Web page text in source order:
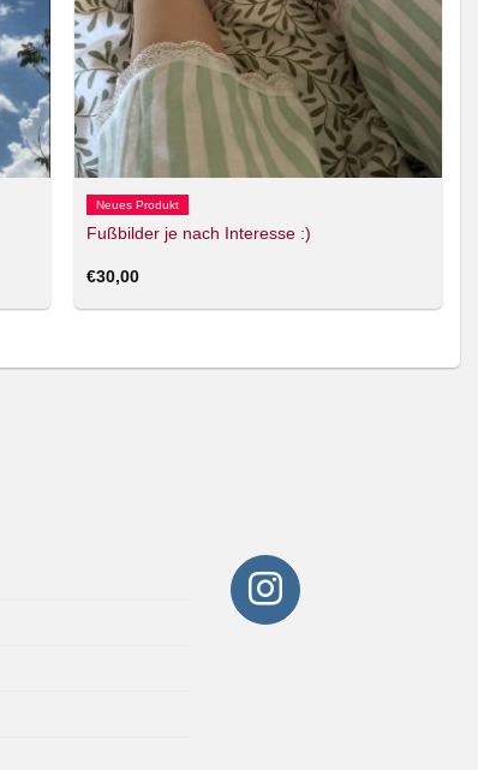
Neues Produkt
Fußbilder je nach Interesse :)
€30,00